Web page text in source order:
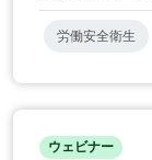
労働安全衛生
ウェビナー